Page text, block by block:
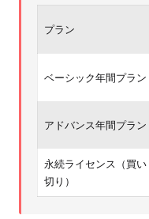
プラン
ベーシック年間プラン
アドバンス年間プラン
永続ライセンス（買い
切り）